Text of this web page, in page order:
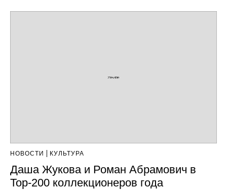
НОВОСТИ КУЛЬТУРА
Даша Жукова и Роман Абрамович в
Top-200 коллекционеров года